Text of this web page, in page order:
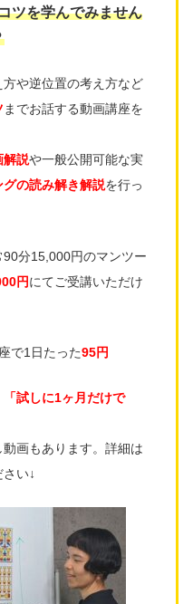
ツを学んでみません
や逆位置の考え方など
までお話する動画講座を
解説や一般公開可能な実
グの読み解き解説を行っ
分15,000円のマンツー
円にてご受講いただけ
で1日たった95円
「試しに1ヶ月だけで
画もあります。詳細は
い↓